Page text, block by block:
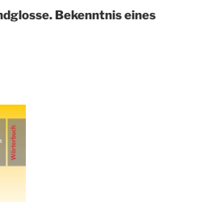
Bekenntnis eines